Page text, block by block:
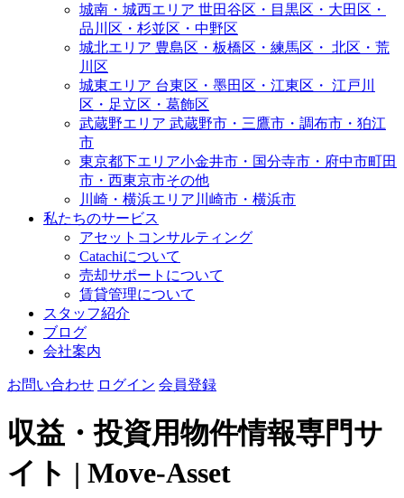
城南・城西エリア 世田谷区・目黒区・大田区・
品川区・杉並区・中野区
城北エリア 豊島区・板橋区・練馬区・ 北区・荒
川区
城東エリア 台東区・墨田区・江東区・ 江戸川
区・足立区・葛飾区
武蔵野エリア 武蔵野市・三鷹市・調布市・ 狛江
市
東京都下エリア小金井市・国分寺市・府中市町田
市・西東京市その他
川崎・横浜エリア 川崎市・横浜市
私たちのサービス
アセットコンサルティング
Catachiについて
売却サポートについて
賃貸管理について
スタッフ紹介
ブログ
会社案内
お問い合わせ ログイン 会員登録
収益・投資用物件情報専門サ
イト | Move-Asset